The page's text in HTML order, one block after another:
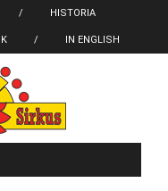
/ HISTORIA
/ IN ENGLISH